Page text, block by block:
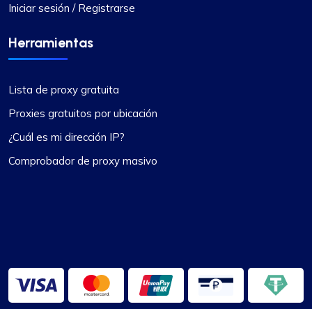
Iniciar sesión / Registrarse
Herramientas
Lista de proxy gratuita
Proxies gratuitos por ubicación
¿Cuál es mi dirección IP?
Comprobador de proxy masivo